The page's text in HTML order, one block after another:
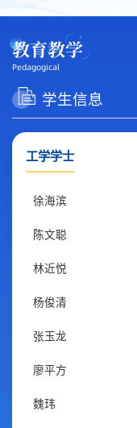
教育教学
Pedagogical
学生信息
工学学士
徐海滨
陈文聪
林近悦
杨俊清
张玉龙
廖平方
魏玮